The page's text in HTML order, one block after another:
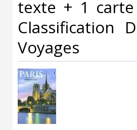
texte + 1
Classification
Voyages‎